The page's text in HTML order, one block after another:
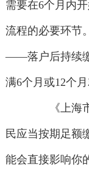
需要在6个月内
流程的必要环节
——落户后持续
满6个月或12个月
《上海市
民应当按期足额
能会直接影响你